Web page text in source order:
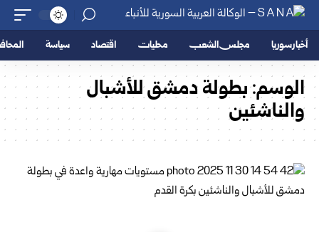
أخبار سوريا مجلس الشعب محليات اقتصاد سياسة
الوسم:بطولة دمشق للأشبال
والناشئين